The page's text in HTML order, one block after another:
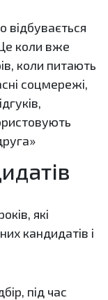
відбувається
коли вже
коли питають
соцмережі,
які
кандидатів і
під час